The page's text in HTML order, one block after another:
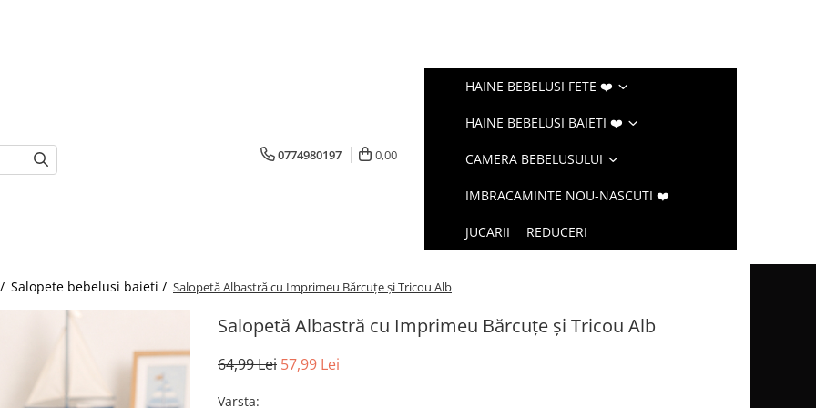
0774980197 0,00
HAINE BEBELUSI FETE ❤️
HAINE BEBELUSI BAIETI ❤️
CAMERA BEBELUSULUI
IMBRACAMINTE NOU-NASCUTI ❤️
JUCARII REDUCERI
Salopete bebelusi baieti / Salopetă Albastră cu Imprimeu Bărcuțe și Tricou Alb
Salopetă Albastră cu Imprimeu Bărcuțe și Tricou Alb
64,99 Lei 57,99 Lei
Varsta: